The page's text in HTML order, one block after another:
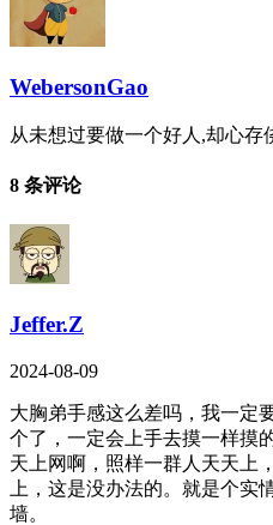
WebersonGao
从未想过要做一个好人,却心存
8 条评论
Jeffer.Z
2024-08-09
大胸弟手感这么差吗，我一定
个了，一定会上手去摸一样摸
天上网啊，照样一群人天天上
上，这是没办法的。就是个实
墙。